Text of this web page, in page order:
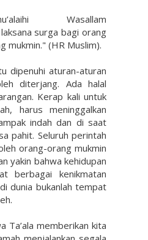
Wasallam
surga bagi orang
mukmin." (HR Muslim).
dipenuhi aturan-aturan
diterjang. Ada halal
Kerap kali untuk
harus meninggalkan
indah dan di saat
pahit. Seluruh perintah
orang-orang mukmin
yakin bahwa kehidupan
berbagai kenikmatan
dunia bukanlah tempat
Ta’ala memberikan kita